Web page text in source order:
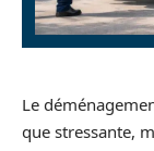
Le
que stressante,